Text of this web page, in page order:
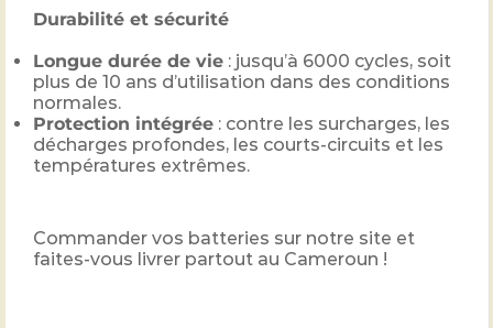
Durabilité et sécurité
Longue durée de vie : jusqu’à 6000 cycles, soit
plus de 10 ans d’utilisation dans des conditions
normales.
Protection intégrée : contre les surcharges, les
décharges profondes, les courts-circuits et les
températures extrêmes.
Commander vos batteries sur notre site et
faites-vous livrer partout au Cameroun !